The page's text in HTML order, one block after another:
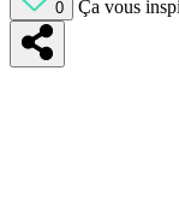
0 Ça vous